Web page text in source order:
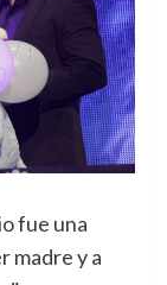
fue una
madre y a